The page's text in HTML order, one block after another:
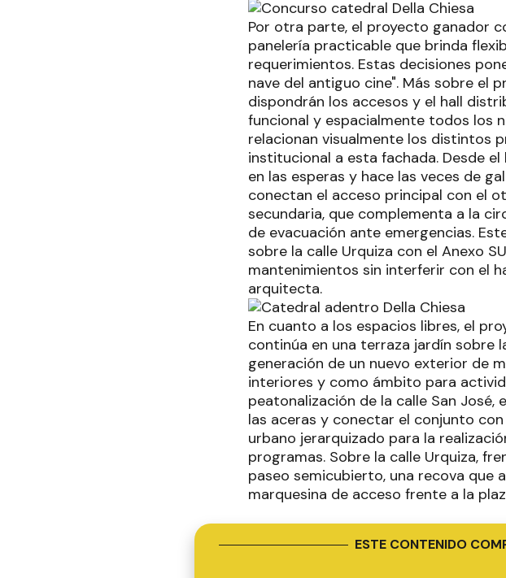
Por otra parte, el proyecto ganador
panelería practicable que brinda
requerimientos. Estas decisiones
nave del antiguo cine". Más sobre el
dispondrán los accesos y el hall
funcional y espacialmente todos los
relacionan visualmente los distintos
institucional a esta fachada. Desde
en las esperas y hace las veces de
conectan el acceso principal con el
secundaria, que complementa a la
de evacuación ante emergencias.
sobre la calle Urquiza con el Anexo
mantenimientos sin interferir con el
arquitecta.
En cuanto a los espacios libres, el
continúa en una terraza jardín sobre
generación de un nuevo exterior de
interiores y como ámbito para
peatonalización de la calle San José,
las aceras y conectar el conjunto
urbano jerarquizado para la
programas. Sobre la calle Urquiza,
paseo semicubierto, una recova que
marquesina de acceso frente a la
ESTE CONTENIDO